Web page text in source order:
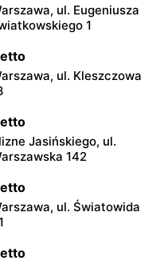
ul. Eugeniusza
1
ul. Kleszczowa
Jasińskiego, ul.
142
ul. Światowida